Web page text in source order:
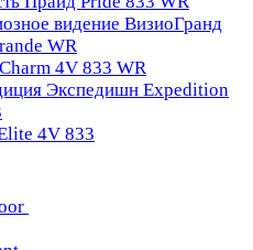
видение ВизиоГранд
WR
4V 833 WR
Экспедишн Expedition
4V 833